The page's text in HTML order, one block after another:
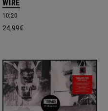
WIRE
10:20
24,99€